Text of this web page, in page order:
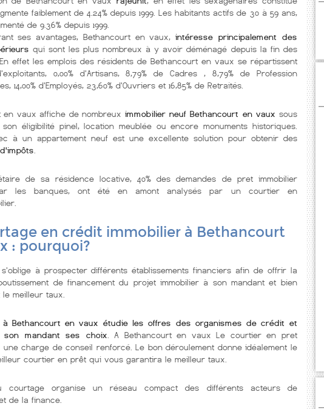
faiblement de 4.24% depuis 1999. Les habitants actifs de 30 à 59 ans,
de 9.36% depuis 1999.
ses avantages, Bethancourt en vaux,intéresse principalement des
qui sont les plus nombreux à y avoir déménagé depuis la fin des
effet les emplois des résidents de Bethancourt en vaux se répartissent
0,00% d'Artisans, 8,79% de Cadres , 8,79% de Profession
14,00% d'Employés, 23,60% d'Ouvriers et 16,85% de Retraités.
en vaux affiche de nombreux immobilier neuf Bethancourt en vaux sous
éligibilité pinel, location meublée ou encore monuments historiques.
à un appartement neuf est une excellente solution pour obtenir des
de sa résidence locative, 40% des demandes de pret immobilier
les banques, ont été en amont analysés par un courtier en
en crédit immobilier à Bethancourt
: pourquoi?
à prospecter différents établissements financiers afin de offrir la
de financement du projet immobilier à son mandant et bien
meilleur taux.
Bethancourt en vaux étudie les offres des organismes de crédit et
mandant ses choix . A Bethancourt en vaux Le courtier en pret
une charge de conseil renforcé. Le bon déroulement donne idéalement le
courtier en prêt qui vous garantira le meilleur taux.
courtage organise un réseau compact des différents acteurs de
de la finance.